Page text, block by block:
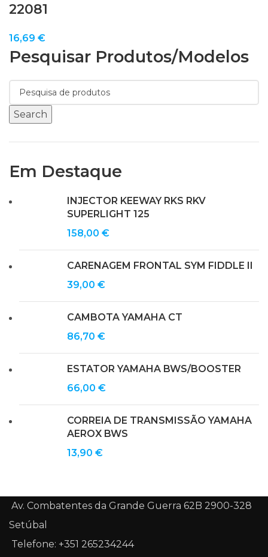
Pesquisar Produtos/modelos
Search
Em Destaque
INJECTOR KEEWAY RKS RKV
SUPERLIGHT 125
158,00 €
CARENAGEM FRONTAL SYM FIDDLE II
39,00 €
CAMBOTA YAMAHA CT
86,70 €
ESTATOR YAMAHA BWS/BOOSTER
66,00 €
CORREIA DE TRANSMISSÃO YAMAHA
AEROX BWS
13,90 €
22081
16,69 €
Av. Combatentes da Grande Guerra 62B 2900-328
Setúbal
Telefone: +351 265234244